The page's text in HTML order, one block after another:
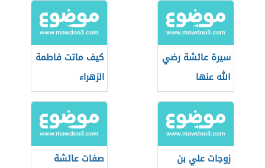
سيرة عائشة رضي
الله عنها
كيف ماتت فاطمة
الزهراء
زوجات علي بن
صفات عائشة